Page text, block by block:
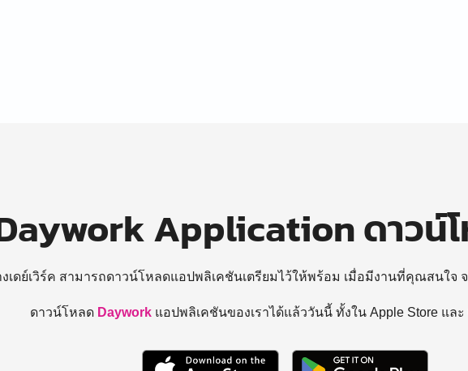
Application ดาวน์
เดย์เวิร์ค สามารถดาวน์โหลดแอปพลิเคชันเตรียมไว้ให้พร้อม เมื่อมีงานที่คุณสนใจ
ดาวน์โหลด Daywork แอปพลิเคชันของเราได้แล้ววันนี้ ทั้งใน Apple Store และ